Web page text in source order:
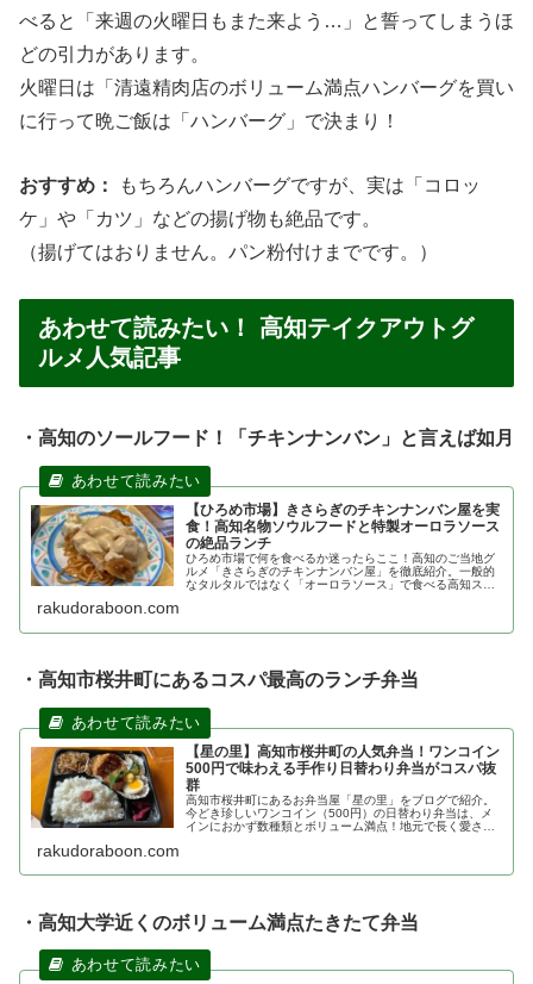
べると「来週の火曜日もまた来よう…」と誓ってしまうほ
どの引力があります。
火曜日は「清遠精肉店のボリューム満点ハンバーグを買い
に行って晩ご飯は「ハンバーグ」で決まり！
おすすめ：
もちろんハンバーグですが、実は「コロッ
ケ」や「カツ」などの揚げ物も絶品です。
（揚げてはおりません。パン粉付けまでです。）
あわせて読みたい！ 高知テイクアウトグ
ルメ人気記事
・高知のソールフード！「チキンナンバン」と言えば如月
【ひろめ市場】きさらぎのチキンナンバン屋を実
食！高知名物ソウルフードと特製オーロラソース
の絶品ランチ
ひろめ市場で何を食べるか迷ったらここ！高知のご当地グ
ルメ「きさらぎのチキンナンバン屋」を徹底紹介。一般的
なタルタルではなく「オーロラソース」で食べる高知スタ
rakudoraboon.com
・高知市桜井町にあるコスパ最高のランチ弁当
【星の里】高知市桜井町の人気弁当！ワンコイン
500円で味わえる手作り日替わり弁当がコスパ抜
群
高知市桜井町にあるお弁当屋「星の里」をブログで紹介。
今どき珍しいワンコイン（500円）の日替わり弁当は、メ
インにおかず数種類とボリューム満点！地元で長く愛され
rakudoraboon.com
・高知大学近くのボリューム満点たきたて弁当